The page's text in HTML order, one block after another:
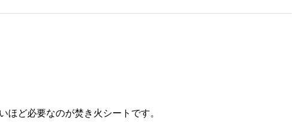
ど必要なのが焚き火シートです。